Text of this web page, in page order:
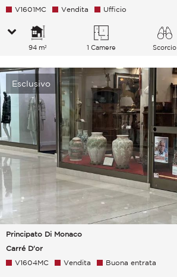
V1601MC Vendita Ufficio
94 m² 1 Camere Scorcio
Esclusivo
Principato Di Monaco
Carré D'or
V1604MC Vendita Buona entrata